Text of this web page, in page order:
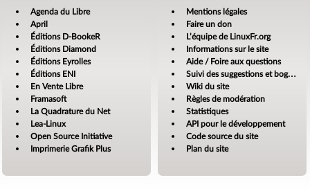
Agenda du Libre
April
Éditions D-BookeR
Éditions Diamond
Éditions Eyrolles
Éditions ENI
En Vente Libre
Framasoft
La Quadrature du Net
Lea-Linux
Open Source Initiative
Imprimerie Grafik Plus
Mentions légales
Faire un don
L’équipe de LinuxFr.org
Informations sur le site
Aide / Foire aux questions
Suivi des suggestions et bogues
Wiki du site
Règles de modération
Statistiques
API pour le développement
Code source du site
Plan du site